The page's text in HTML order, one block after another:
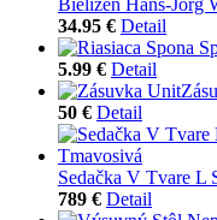
34.95 € Detail
5.99 € Detail
50 € Detail
Sedačka V Tvare L
789 € Detail